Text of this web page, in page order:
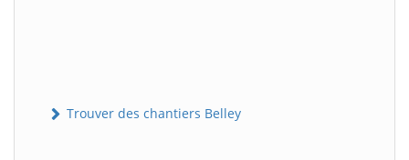
Trouver des chantiers Belley